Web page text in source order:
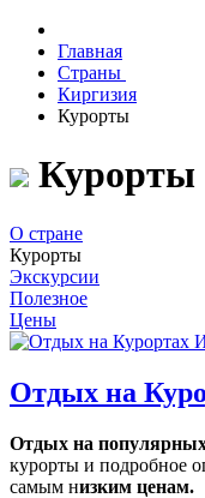
Главная
Страны
Киргизия
Курорты
Курорты
О стране
Курорты
Экскурсии
Полезное
Цены
Отдых на
Отдых на
курорты и подробное
самым низким ценам.